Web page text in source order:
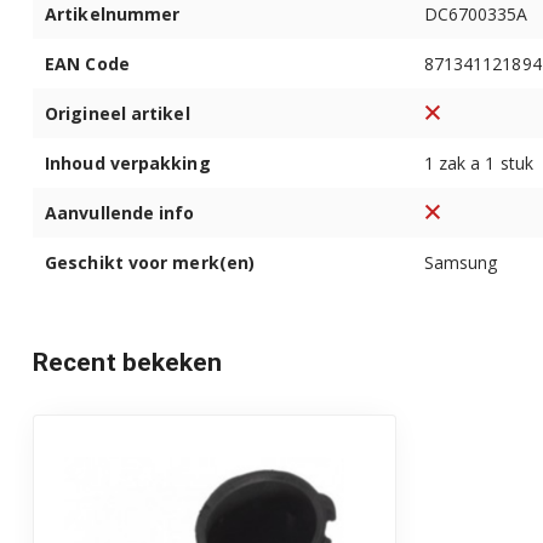
WF0600NCE/YLE
WF0600NCW/YKJ
WF0600NCY/YLP
WF0602NBE/YLD
WF0602WJW/YLP
Artikelnummer DC6700335A
EAN Code
Origineel artikel
Inhoud verpakking 1 zak a 1 stuk
Aanvullende info
Geschikt voor merk(en) Samsung
Recent bekeken